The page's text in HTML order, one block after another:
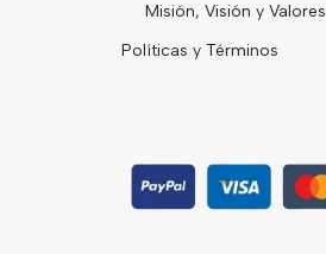
Misión, Visión y Valores
Políticas y Términos